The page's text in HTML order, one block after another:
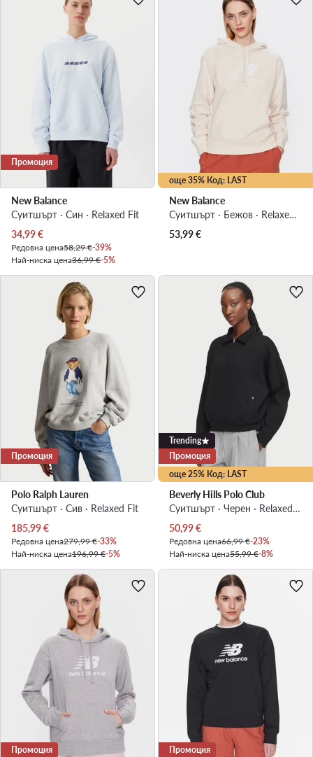
Промоция
New Balance
Суитшърт · Син · Relaxed Fit
Актуална цена
34,99€
Редовна цена58,29 €-39%
Най-ниска цена36,99 €-5%
още 35% Код: LAST
New Balance
Суитшърт · Бежов · Relaxed Fit
53,99€
Промоция
Polo Ralph Lauren
Суитшърт · Сив · Relaxed Fit
Актуална цена
185,99€
Редовна цена279,99 €-33%
Най-ниска цена196,99 €-5%
още 25% Код: LAST
Trending
Промоция
Beverly Hills Polo Club
Суитшърт · Черен · Relaxed Fit
Актуална цена
50,99€
Редовна цена66,99 €-23%
Най-ниска цена55,99 €-8%
Промоция Промоция